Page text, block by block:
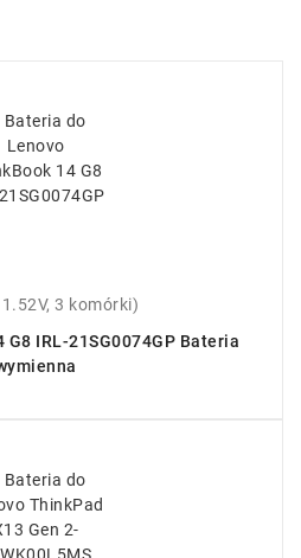
3 komórki)
G8 IRL-21SG0074GP Bateria